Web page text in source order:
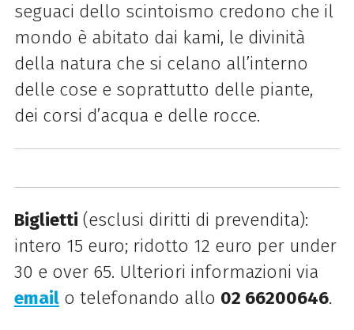
seguaci dello scintoismo credono che il
mondo è abitato dai kami, le divinità
della natura che si celano all’interno
delle cose e soprattutto delle piante,
dei corsi d’acqua e delle rocce.
Biglietti (esclusi diritti di prevendita):
intero 15 euro; ridotto 12 euro per under
30 e over 65. Ulteriori informazioni via
emailo telefonando allo 02 66200646.